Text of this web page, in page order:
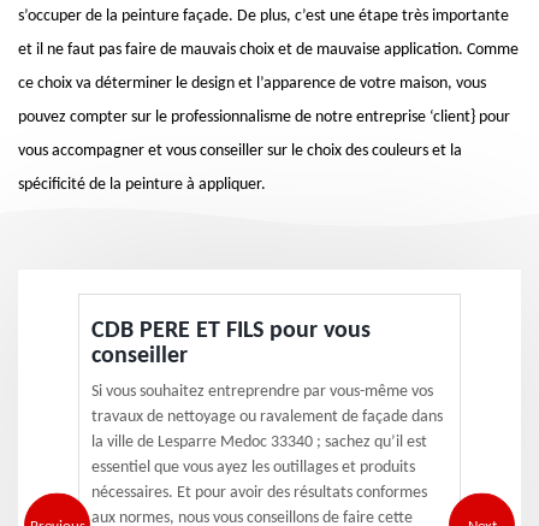
s’occuper de la peinture façade. De plus, c’est une étape très importante
et il ne faut pas faire de mauvais choix et de mauvaise application. Comme
ce choix va déterminer le design et l’apparence de votre maison, vous
pouvez compter sur le professionnalisme de notre entreprise ‘client} pour
vous accompagner et vous conseiller sur le choix des couleurs et la
spécificité de la peinture à appliquer.
CDB PERE ET FILS pour vous
conseiller
Si vous souhaitez entreprendre par vous-même vos
travaux de nettoyage ou ravalement de façade dans
la ville de Lesparre Medoc 33340 ; sachez qu’il est
essentiel que vous ayez les outillages et produits
nécessaires. Et pour avoir des résultats conformes
aux normes, nous vous conseillons de faire cette